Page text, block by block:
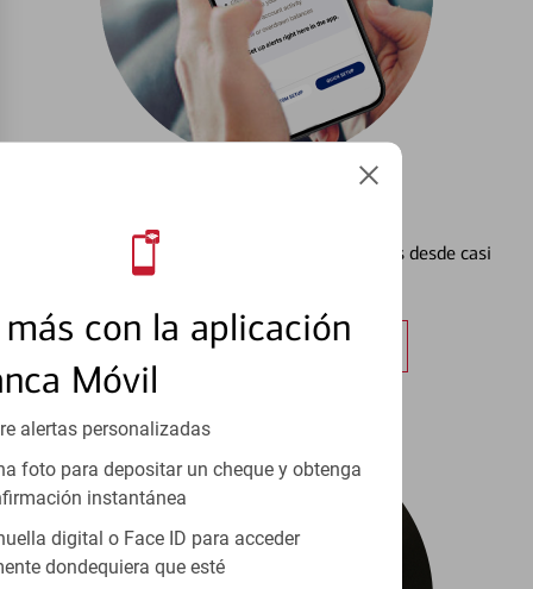
con la aplicación
Móvil
alertas personalizadas
foto para depositar un cheque y obtenga
instantánea
digital o Face ID para acceder
dondequiera que esté
Vea cómo mantener el control de sus finanzas desde casi
Obtener más información